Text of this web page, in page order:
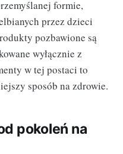
formie,
przez dzieci
pozbawione są
wyłącznie z
w tej postaci to
sposób na zdrowie.
pokoleń na